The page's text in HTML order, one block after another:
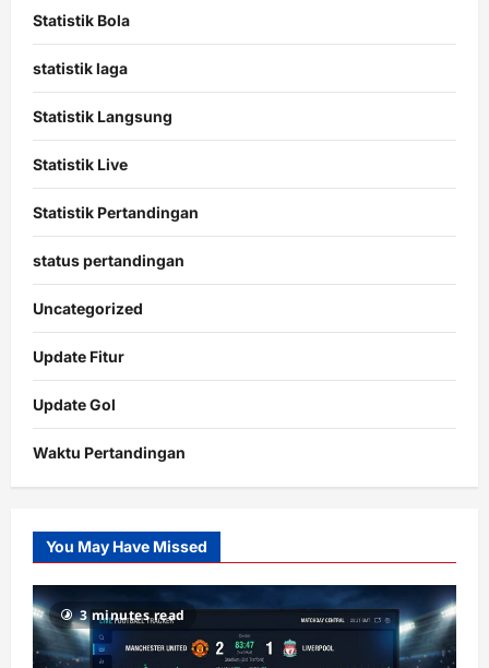
Statistik Bola
statistik laga
Statistik Langsung
Statistik Live
Statistik Pertandingan
status pertandingan
Uncategorized
Update Fitur
Update Gol
Waktu Pertandingan
Slot
Gacor
RTP
terupdate
You May Have Missed
3 minutes read